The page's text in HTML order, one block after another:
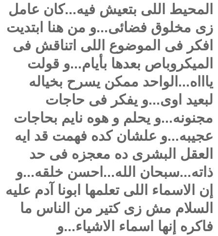
المحيط اللى بتعيش فيه...كان عامل
زى مخلوق فضائى...و من هنا ابتديت
افكر فى الموضوع اللى اتناقش فى
الميكروباص بعدها بأيام...و قولت
ياااه...الواحد ممكن يسرح بخياله
لبعيد اوى...و يفكر فى حاجات
مجنونه...و يحلم و هوه نايم بحاجات
عجيبه...و علشان كده فهمت قد ايه
العقل البشرى ده معجزه فى حد
ذاته...سبحان الله...احسن خلقه...و
إن الاسماء اللى تعلمها ابونا آدم عليه
السلام مش زى كتير من الناس ما
فاكره إنها اسماء الاشياء...و